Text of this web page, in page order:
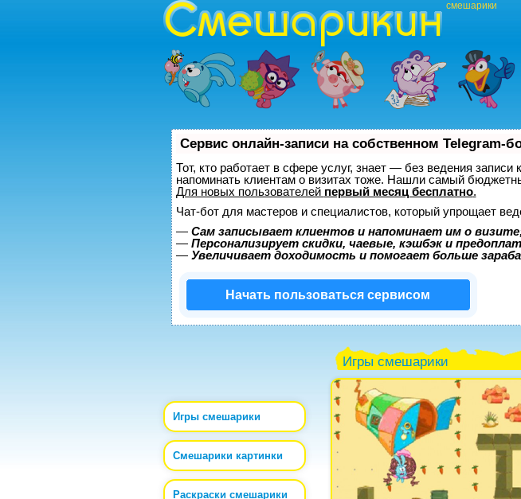
смешарики
Сервис онлайн-записи на собственном Telegram-
Тот, кто работает в сфере услуг, знает — без ведения
напоминать клиентам о визитах тоже. Нашли самый
Для новых пользователей первый месяц бесплатно.
Чат-бот для мастеров и специалистов, который упрощает
— Сам записывает клиентов и напоминает им о
— Персонализирует скидки, чаевые, кэшбэк и
— Увеличивает доходимость и помогает больше
Начать пользоваться сервисом
Игры смешарики
Игры смешарики
Смешарики картинки
Раскраски смешарики